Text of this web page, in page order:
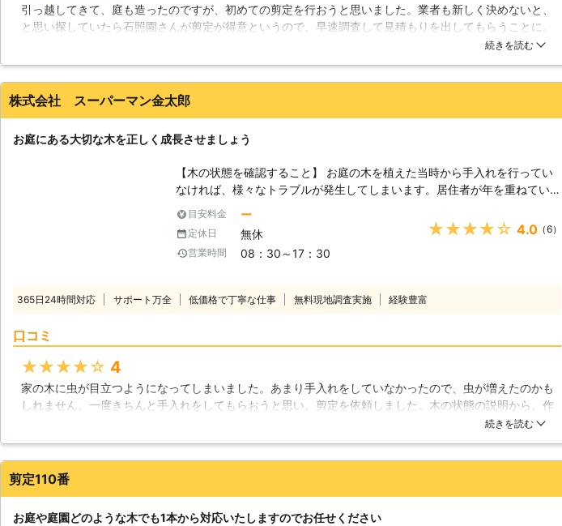
す。だからと言って木に手入れをしてあげないと枝が妙な方向に伸びたり、
健康を害したりします。そうなってしまうと庭の外見が悪くなりますし、伸
びた枝などに害虫が住み着いてしまうことがあるのです。これは自分の庭だ
けの問題ではなく、特に害虫は近所の問題になってしまいかもしれません。
だからこそ株式会社石照園に庭仕事をおまかせ下さい。皆さまに代わって、
近所のどこにも負けないくらいの庭にしてみせます！
引っ越してきて、庭も造ったのですが、初めての剪定を行おうと思いました。業者も新しく決めないと、
と思い探していたら石照園さんが剪定が得意というので、早速調査して見積もりを出してもらうことに。
見積もりでは、納得できる金額だったので、剪定してもらったのですが、想像以上のクオリティで綺麗に
北海道 札幌市北区 2016年12月12日
続きを読む
株式会社 スーパーマン金太郎
お庭にある大切な木を正しく成長させましょう
【木の状態を確認すること】 お庭の木を植えた当時から手入れを行ってい
なければ、様々なトラブルが発生してしまいます。居住者が年を重ねていく
につれ、当然ながら庭木や植木も成長しているのです。そのため、伸びすぎ
た枝が近隣のご家庭に被害を及ぼすというトラブルに発展してしまいます。
そうならないためにも、常にお庭の木を確認していくことが重要です。
【一つの見過ごしで大きな被害に】 多くのご家庭の場合、こうしたトラブ
分では高いところに手が届かないなどの理由から、枝を切る剪定作業を行わ
ない家庭がほとんどです。この状態が続いてしまうと、剪定が行えた期間を
に枝が伸びてしまいます。その枝先が近隣のご家庭の方に向いていれば、次
も関わります】 このような被害を防ぐためには、定期的な手入れが重要で
す。後々の被害を考えれば早急な手入れが必要であることがご理解いただけ
たかと存じます。また、剪定を行うことは木が起こす問題を防ぐだけでな
く、庭木の健康状態を整える意味もあるのです。病気に罹ってしまえば枯れ
木となり、印象が悪くなってしまうだけでなく、害虫たちの住処にも発展し
らっしゃることでしょう。どうしても自分では行えないと判断した場合に
は、私たちスーパーマン金太郎にお任せください。お庭に関するトラブルに
目安料金 ー
定休日 無休
営業時間 08：30～17：30
★★★★★ 4.0（6）
365日24時間対応 サポート万全 低価格で丁寧な仕事 無料現地調査実施 経験豊富
口コミ
★★★★★ 4
家の木に虫が目立つようになってしまいました。あまり手入れをしていなかったので、虫が増えたのかも
しれません。一度きちんと手入れをしてもらおうと思い、剪定を依頼しました。木の状態の説明から、作
業の説明まで、丁寧にしてもらえたのがとても良かったです。連絡をしてからすぐに来てくれたので助か
北海道 帯広市 2016年12月31日
続きを読む
剪定110番
お庭や庭園どのような木でも1本から対応いたしますのでお任せください